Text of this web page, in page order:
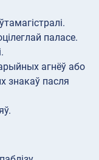
паласе.
агнёў або
знакаў пасля